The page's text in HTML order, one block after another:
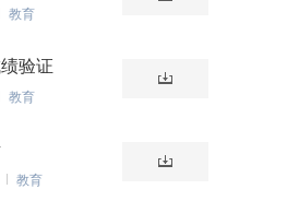
教育
验证
教育
教育